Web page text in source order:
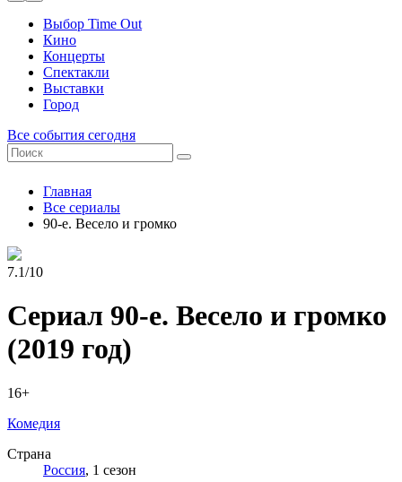
Выбор Time Out
Кино
Концерты
Спектакли
Выставки
Город
Все события сегодня
Главная
Все сериалы
90-е. Весело и громко
7.1/10
Сериал 90-е. Весело и громко
(2019 год)
16+
Комедия
Страна
Россия, 1 сезон